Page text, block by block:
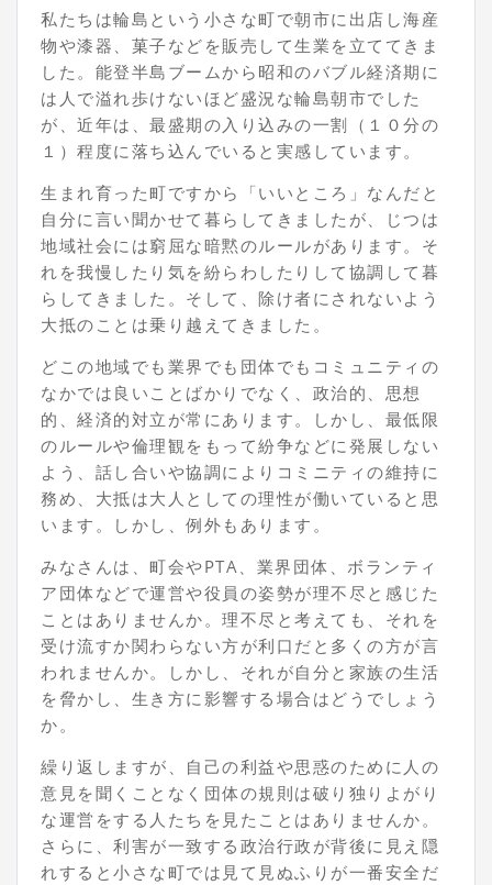
私たちは輪島という小さな町で朝市に出店し海産
物や漆器、菓子などを販売して生業を立ててきま
した。能登半島ブームから昭和のバブル経済期 に
は人で溢れ歩けないほど盛況な輪島朝市でした
が、近年は、最盛期の入り込みの一割（１０分の
１）程度に落ち込んでいると実感しています。
生まれ育った町ですから「いいところ」なんだと
自分に言い聞かせて暮らしてきましたが、じつは
地域社会には窮屈な暗黙のルールがあります。そ
れを我慢したり気を紛らわしたりして協調して暮
らしてきました。そして、除け者にされないよう
大抵のことは乗り越えてきました。
どこの地域でも業界でも団体でもコミュニティの
なかでは良いことばかりでなく、政治的、思想
的、経済的対立が常にあります。しかし、最低限
のルールや倫理観をもって紛争などに発展しない
よう、話し合いや協調によりコミニティの維持に
務め、大抵は大人としての理性が働いていると思
います。しかし、例外もあります。
みなさんは、町会やPTA 、業界団体、ボランティ
ア団体などで運営や役員の姿勢が理不尽と感じた
ことはありませんか。理不尽と考えても、それを
受け流すか関わらない方が利口だと多くの方が言
われませんか。しかし、それが自分と家族の生活
を脅かし、生き方に影響する場合はどうでしょう
か。
繰り返しますが、自己の利益や思惑のために人の
意見を聞くことなく団体の規則は破り独りよがり
な運営をする人たちを見たことはありませんか。
さらに、利害が一致する政治行政が背後に見え隠
れすると小さな町では見て見ぬふりが一番安全だ